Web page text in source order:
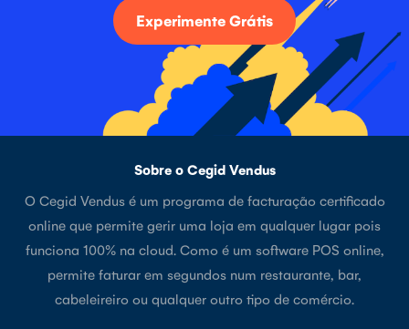
Experimente Grátis
Sobre o Cegid Vendus
O Cegid Vendus é um programa de facturação certificado
online que permite gerir uma loja em qualquer lugar pois
funciona 100% na cloud. Como é um software POS online,
permite faturar em segundos num restaurante, bar,
cabeleireiro ou qualquer outro tipo de comércio.